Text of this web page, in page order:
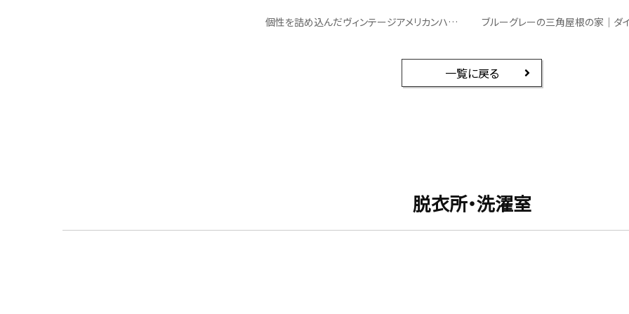
個性を詰め込んだヴィンテージアメリカンハウス｜照明 ブルーグレーの三角屋根の家｜ダ
一覧に戻る
脱衣所・洗濯室